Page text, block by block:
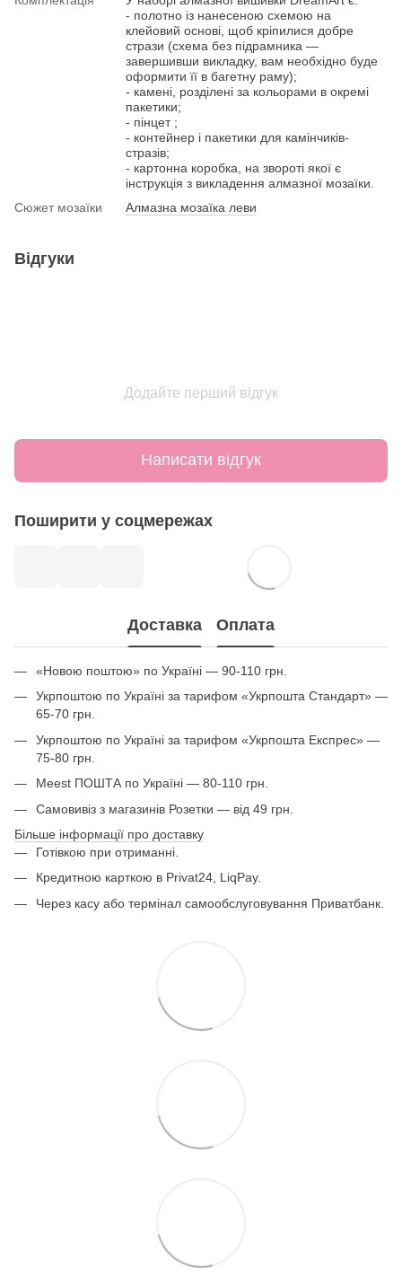
- полотно із нанесеною схемою на
клейовий основі, щоб кріпилися добре
стрази (схема без підрамника —
завершивши викладку, вам необхідно буде
оформити її в багетну раму);
- камені, розділені за кольорами в окремі
пакетики;
- пінцет ;
- контейнер і пакетики для камінчиків-
стразів;
- картонна коробка, на звороті якої є
інструкція з викладення алмазної мозаїки.
Сюжет мозаїки
Алмазна мозаїка леви
Відгуки
Додайте перший відгук
Написати відгук
Поширити у соцмережах
Доставка Оплата
«Новою поштою» по Україні — 90-110 грн.
Укрпоштою по Україні за тарифом «Укрпошта Стандарт» —
65-70 грн.
Укрпоштою по Україні за тарифом «Укрпошта Експрес» —
75-80 грн.
Meest ПОШТА по Україні — 80-110 грн.
Самовивіз з магазинів Розетки — від 49 грн.
Більше інформації про доставку
Готівкою при отриманні.
Кредитною карткою в Privat24, LiqPay.
Через касу або термінал самообслуговування Приватбанк.